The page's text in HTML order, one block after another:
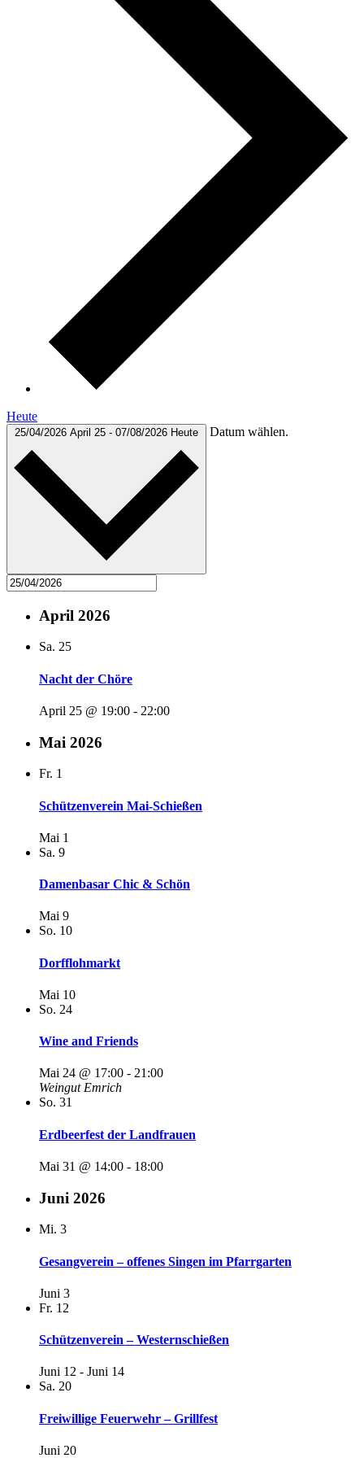
Heute
25/04/2026 April 25 - 07/08/2026 Heute Datum wählen.
April 2026
Sa. 25
Nacht der Chöre
April 25 @ 19:00 - 22:00
Mai 2026
Fr. 1
Schützenverein Mai-Schießen
Mai 1
Sa. 9
Damenbasar Chic & Schön
Mai 9
So. 10
Dorfflohmarkt
Mai 10
So. 24
Wine and Friends
Mai 24 @ 17:00 - 21:00
Weingut Emrich
So. 31
Erdbeerfest der Landfrauen
Mai 31 @ 14:00 - 18:00
Juni 2026
Mi. 3
Gesangverein – offenes Singen im Pfarrgarten
Juni 3
Fr. 12
Schützenverein – Westernschießen
Juni 12 - Juni 14
Sa. 20
Freiwillige Feuerwehr – Grillfest
Juni 20